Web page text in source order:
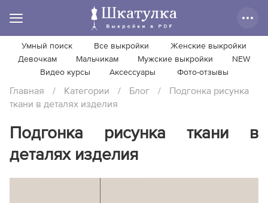
Умный поиск Все выкройки
Женские выкройки
Девочкам
Мальчикам Мужские выкройки
NEW
Видео курсы
Аксессуары Фото-отзывы
Главная / Категории / Блог /
Подгонка рисунка
ткани в деталях изделия
Подгонка рисунка ткани в
деталях изделия